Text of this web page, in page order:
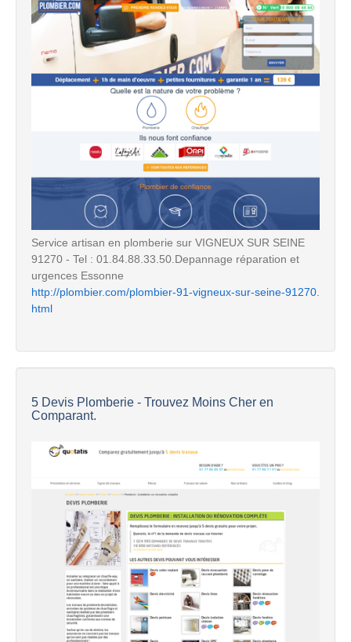
Service artisan en plomberie sur VIGNEUX SUR SEINE
91270 - Tel : 01.84.88.33.50.Depannage réparation et
urgences Essonne
http://plombier.com/plombier-91-vigneux-sur-seine-91270.
html
5 Devis Plomberie - Trouvez Moins Cher en
Comparant.